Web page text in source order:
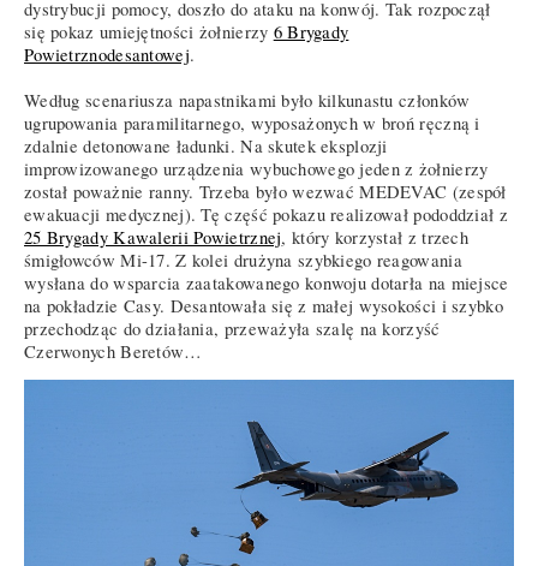
dystrybucji pomocy, doszło do ataku na konwój. Tak rozpoczął
się pokaz umiejętności żołnierzy 6 Brygady
Powietrznodesantowej.
Według scenariusza napastnikami było kilkunastu członków
ugrupowania paramilitarnego, wyposażonych w broń ręczną i
zdalnie detonowane ładunki. Na skutek eksplozji
improwizowanego urządzenia wybuchowego jeden z żołnierzy
został poważnie ranny. Trzeba było wezwać MEDEVAC (zespół
ewakuacji medycznej). Tę część pokazu realizował pododdział z
25 Brygady Kawalerii Powietrznej, który korzystał z trzech
śmigłowców Mi-17. Z kolei drużyna szybkiego reagowania
wysłana do wsparcia zaatakowanego konwoju dotarła na miejsce
na pokładzie Casy. Desantowała się z małej wysokości i szybko
przechodząc do działania, przeważyła szalę na korzyść
Czerwonych Beretów…